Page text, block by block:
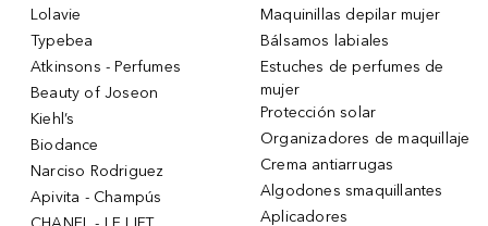
Lolavie
Typebea
Atkinsons - Perfumes
Beauty of Joseon
Kiehl’s
Biodance
Narciso Rodriguez
Apivita - Champús
Maquinillas depilar mujer
Bálsamos labiales
Estuches de perfumes de
mujer
Protección solar
Organizadores de maquillaje
Crema antiarrugas
Algodones smaquillantes
Aplicadores